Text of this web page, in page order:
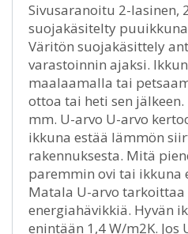
Sivusaranoitu 2-lasinen,
suojakäsitelty
Väritön suojakäsittely
varastoinnin ajaksi.
maalaamalla tai
ottoa tai heti sen jälkeen.
mm. U-arvo U-arvo
ikkuna estää lämmön
rakennuksesta. Mitä
paremmin ovi tai ikkuna
Matala U-arvo tarkoittaa
energiahävikkiä. Hyvän
enintään 1,4 W/m2K.